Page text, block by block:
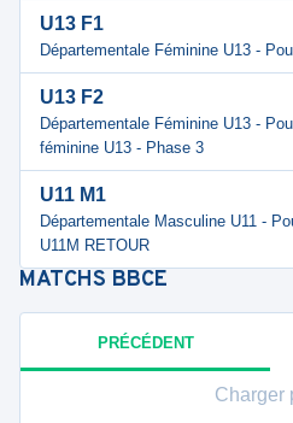
U13 F1
Départementale Féminine U13 -
U13 F2
Départementale Féminine U13 -
féminine U13 - Phase 3
U11 M1
Départementale Masculine U11 -
U11M RETOUR
MATCHS BBCE
PRÉCÉDENT
Charger